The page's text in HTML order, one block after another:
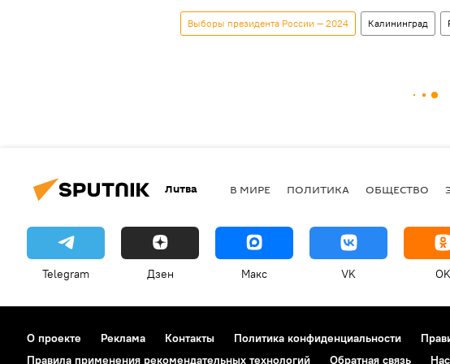
Выборы президента России — 2024 Калининград
Литва В МИРЕ ПОЛИТИКА ОБЩЕСТВО
Telegram Дзен Макс VK OK
О проекте Реклама Контакты Политика конфиденциальности
Правила применения рекомендательных технологий
Обратная связь